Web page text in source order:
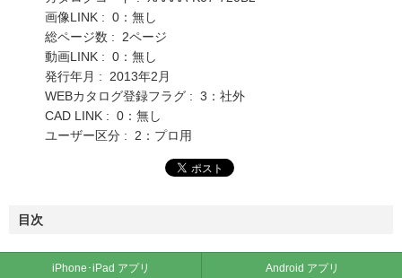
画像LINK : 0：無し
総ページ数 : 2ページ
動画LINK : 0：無し
発行年月 : 2013年2月
WEBカタログ登録フラグ : 3：社外
CAD LINK : 0：無し
ユーザー区分 : 2：プロ用
目次
iPhone･iPad アプリ Android アプリ